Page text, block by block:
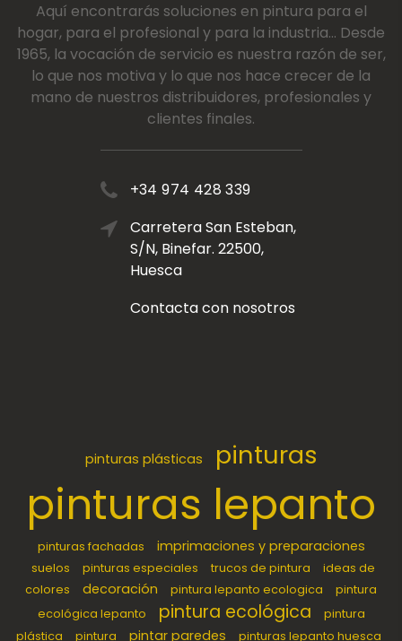
Aquí encontrarás soluciones en pintura para el
hogar, para el profesional y para la industria... Desde
1965, la vocación de servicio es nuestra razón de ser,
lo que nos motiva y lo que nos hace crecer de la
mano de nuestros distribuidores, profesionales y
clientes finales.
+34 974 428 339
Carretera San Esteban,
S/N, Binefar. 22500,
Huesca
Contacta con nosotros
pinturas plásticas pinturas
pinturas lepanto
pinturas fachadas imprimaciones y preparaciones
suelos pinturas especiales trucos de pintura
ideas de
colores
decoración pintura lepanto ecologica
pintura
ecológica lepanto
pintura ecológica
pintura
plástica
pintura pintar paredes pinturas lepanto huesca